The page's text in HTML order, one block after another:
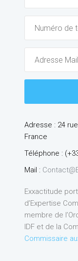
Adresse : 24
France
Téléphone :
Mail :
Exxactitude
d’Expertise
membre de
IDF et de la
Commissaire